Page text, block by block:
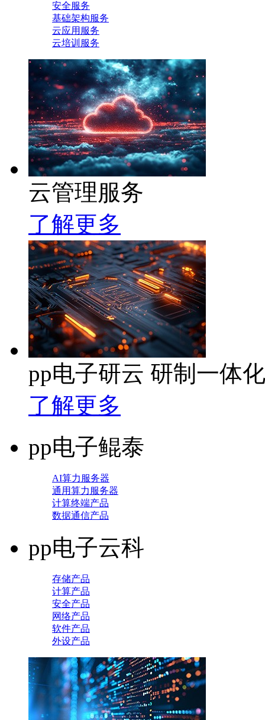
安全服务
基础架构服务
云应用服务
云培训服务
云管理服务
了解更多
pp电子研云 研制一体
了解更多
pp电子鲲泰
AI算力服务器
通用算力服务器
计算终端产品
数据通信产品
pp电子云科
存储产品
计算产品
安全产品
网络产品
软件产品
外设产品